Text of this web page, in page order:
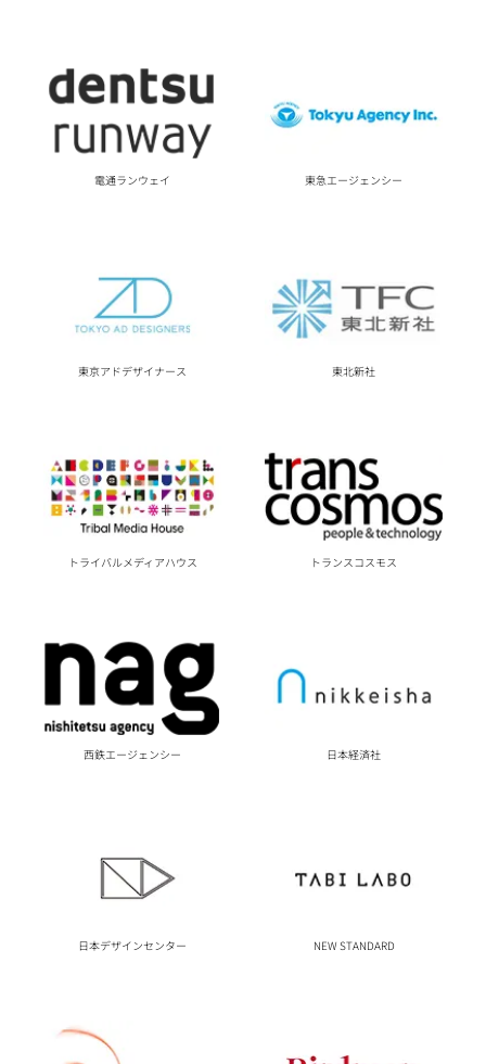
電通ランウェイ 東急エージェンシー
東京アドデザイナース 東北新社
トライバルメディアハウス トランスコスモス
西鉄エージェンシー 日本経済社
日本デザインセンター NEW STANDARD